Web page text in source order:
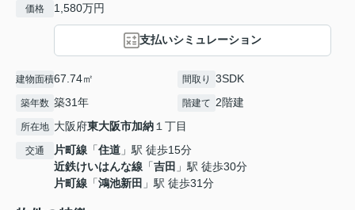
価格 1,580万円
支払いシミュレーション
建物面積67.74㎡ 間取り 3SDK
築年数 築31年 階建て 2階建
所在地 大阪府東大阪市加納 １丁目
交通 片町線 「住道 」駅 徒歩15分
近鉄けいはんな線 「吉田 」駅 徒歩30分
片町線 「鴻池新田 」駅 徒歩31分